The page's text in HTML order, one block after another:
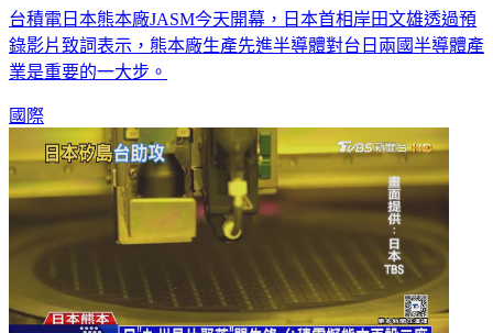
台積電日本熊本廠JASM今天開幕，日本首相岸田文雄透過預
錄影片致詞表示，熊本廠生產先進半導體對台日兩國半導體產
業是重要的一大步。
國際